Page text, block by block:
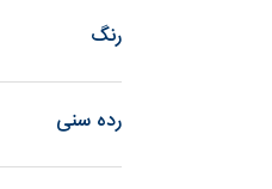
رنگ
رده سنی